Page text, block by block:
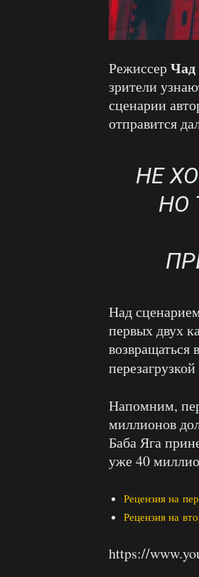
РежиссерЧад
зрители
сценарии
отправится
НЕ
НО
Над
первых двух
возвращаться
перезагрузкой
Напомним,
миллионов
Баба Яга
уже 40
Рецензия на
Рецензия на
https://